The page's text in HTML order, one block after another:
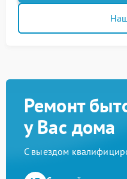
Ремонт
у Вас дома
С выездом